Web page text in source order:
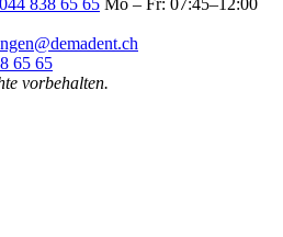
65 65
vorbehalten.